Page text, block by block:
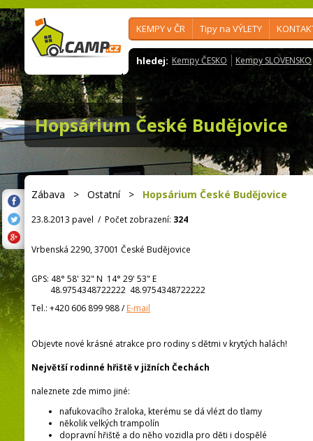
KEMPY v ČR Tipy na VÝLETY
hledej: Kempy ČESKO Kempy SLOVENSKO
Hopsárium České Budějovice
Zábava > Ostatní> Hopsárium České Budějovice
23.8.2013 pavel / Počet zobrazení: 324
Vrbenská 2290, 37001 České Budějovice
GPS: 48° 58' 32" N 14° 29' 53" E
48.9754348722222 48.9754348722222
Tel.: +420 606 899 988/E-mail
Objevte nové krásné atrakce pro rodiny s dětmi v krytých halách!
Největší rodinné hřiště v jižních Čechách
naleznete zde mimo jiné:
nafukovacího žraloka, kterému se dá vlézt do tlamy
několik velkých trampolín
dopravní hřiště a do něho vozidla pro děti i dospělé